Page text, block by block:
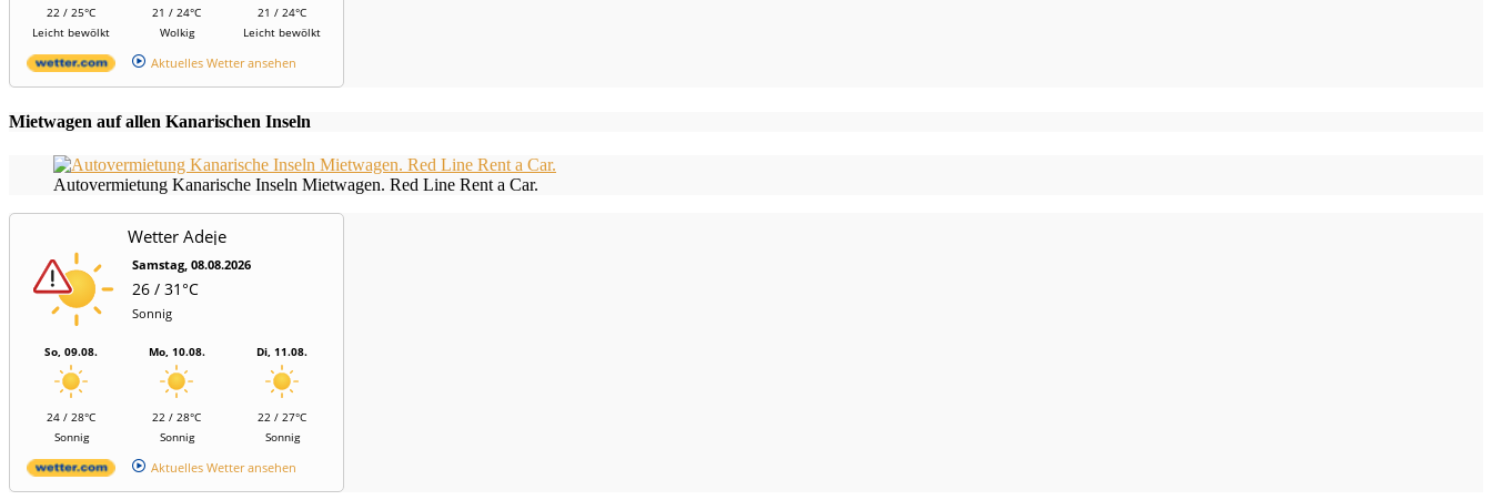
22 / 25°C
Leicht bewölkt
21 / 24°C
Wolkig
21 / 24°C
Leicht bewölkt
Aktuelles Wetter ansehen
Mietwagen auf allen Kanarischen Inseln
Autovermietung Kanarische Inseln Mietwagen. Red Line Rent a Car.
Wetter Adeje
Samstag, 08.08.2026
26 / 31°C
Sonnig
So, 09.08.
24 / 28°C
Sonnig
Mo, 10.08.
22 / 28°C
Sonnig
Di, 11.08.
22 / 27°C
Sonnig
Aktuelles Wetter ansehen